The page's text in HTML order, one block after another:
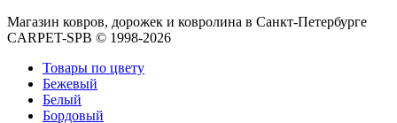
Подложка
под
По
цвету
Магазин ковров, дорожек и ковролина в Санкт-Петербурге
CARPET-SPB © 1998-2026
Товары по цвету
Бежевый
Белый
Бордовый